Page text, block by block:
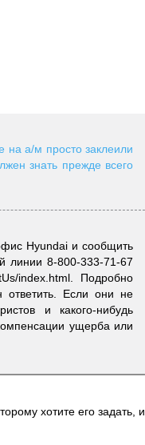
на а/м просто заклеили
знать прежде всего
Hyundai и сообщить
линии 8-800-333-71-67
index.html. Подробно
ответить. Если они не
и какого-нибудь
ущерба или
хотите его задать, и